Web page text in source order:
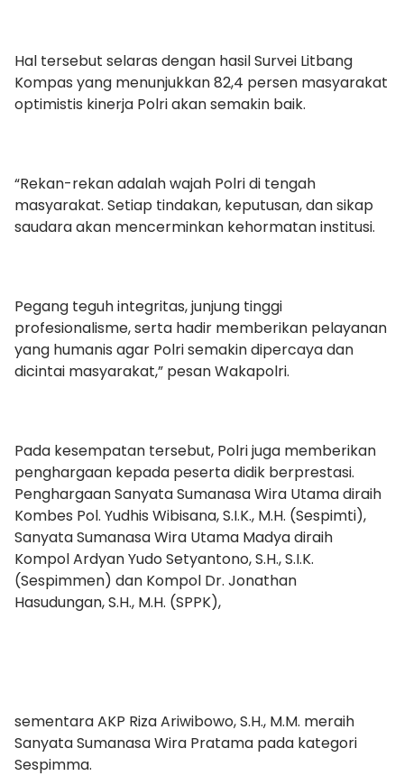
Hal tersebut selaras dengan hasil Survei Litbang
Kompas yang menunjukkan 82,4 persen masyarakat
optimistis kinerja Polri akan semakin baik.
“Rekan-rekan adalah wajah Polri di tengah
masyarakat. Setiap tindakan, keputusan, dan sikap
saudara akan mencerminkan kehormatan institusi.
Pegang teguh integritas, junjung tinggi
profesionalisme, serta hadir memberikan pelayanan
yang humanis agar Polri semakin dipercaya dan
dicintai masyarakat,” pesan Wakapolri.
Pada kesempatan tersebut, Polri juga memberikan
penghargaan kepada peserta didik berprestasi.
Penghargaan Sanyata Sumanasa Wira Utama diraih
Kombes Pol. Yudhis Wibisana, S.I.K., M.H. (Sespimti),
Sanyata Sumanasa Wira Utama Madya diraih
Kompol Ardyan Yudo Setyantono, S.H., S.I.K.
(Sespimmen) dan Kompol Dr. Jonathan
Hasudungan, S.H., M.H. (SPPK),
sementara AKP Riza Ariwibowo, S.H., M.M. meraih
Sanyata Sumanasa Wira Pratama pada kategori
Sespimma.